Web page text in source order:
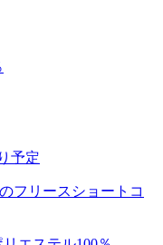
予定
フリースショートコ